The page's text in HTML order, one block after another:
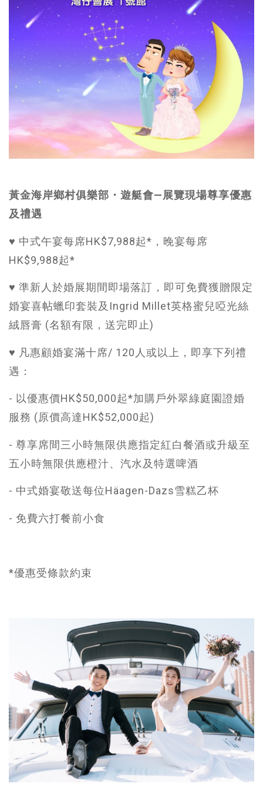
黃金海岸鄉村俱樂部・遊艇會—展覽現場尊享優惠
及禮遇
♥ 中式午宴每席HK$7,988起*，晚宴每席
HK$9,988起*
♥ 準新人於婚展期間即場落訂，即可免費獲贈限定
婚宴喜帖蠟印套裝及Ingrid Millet英格蜜兒啞光絲
絨唇膏 (名額有限，送完即止)
♥ 凡惠顧婚宴滿十席/ 120人或以上，即享下列禮
遇：
- 以優惠價HK$50,000起*加購戶外翠綠庭園證婚
服務 (原價高達HK$52,000起)
- 尊享席間三小時無限供應指定紅白餐酒或升級至
五小時無限供應橙汁、汽水及特選啤酒
- 中式婚宴敬送每位Häagen-Dazs雪糕乙杯
- 免費六打餐前小食
*優惠受條款約束